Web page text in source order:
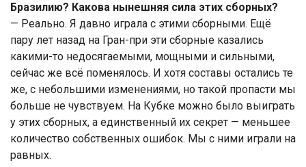
Бразилию? Какова нынешняя сила этих сборных?
— Реально. Я давно играла с этими сборными. Ещё
пару лет назад на Гран-при эти сборные казались
какими-то недосягаемыми, мощными и сильными,
сейчас же всё поменялось. И хотя составы остались те
же, с небольшими изменениями, но такой пропасти мы
больше не чувствуем. На Кубке можно было выиграть
у этих сборных, а единственный их секрет — меньшее
количество собственных ошибок. Мы с ними играли на
равных.